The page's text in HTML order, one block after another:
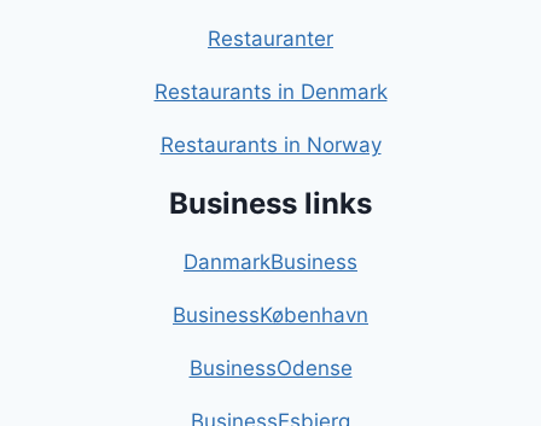
Restauranter
Restaurants in Denmark
Restaurants in Norway
Business links
DanmarkBusiness
BusinessKøbenhavn
BusinessOdense